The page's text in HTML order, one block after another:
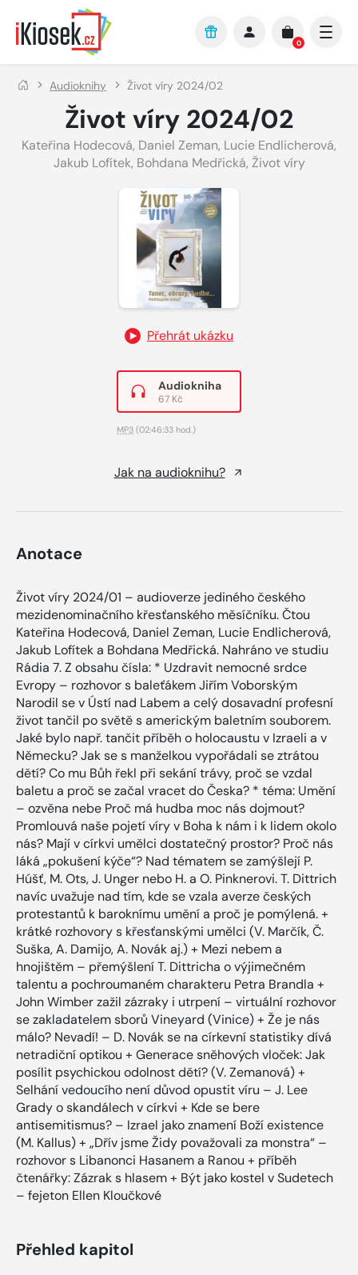
Přejít na hlavní obsah
0
Audioknihy Život víry 2024/02
Život víry 2024/02
Kateřina Hodecová, Daniel Zeman, Lucie Endlicherová,
Jakub Lofítek, Bohdana Medřická, Život víry
Přehrát ukázku
Audiokniha
67 Kč
MP3 (02:46:33 hod.)
Jak na audioknihu?
Anotace
Život víry 2024/01 – audioverze jediného českého
mezidenominačního křesťanského měsíčníku. Čtou
Kateřina Hodecová, Daniel Zeman, Lucie Endlicherová,
Jakub Lofítek a Bohdana Medřická. Nahráno ve studiu
Rádia 7. Z obsahu čísla: * Uzdravit nemocné srdce
Evropy – rozhovor s baleťákem Jiřím Voborským
Narodil se v Ústí nad Labem a celý dosavadní profesní
život tančil po světě s americkým baletním souborem.
Jaké bylo např. tančit příběh o holocaustu v Izraeli a v
Německu? Jak se s manželkou vypořádali se ztrátou
dětí? Co mu Bůh řekl při sekání trávy, proč se vzdal
baletu a proč se začal vracet do Česka? * téma: Umění
– ozvěna nebe Proč má hudba moc nás dojmout?
Promlouvá naše pojetí víry v Boha k nám i k lidem okolo
nás? Mají v církvi umělci dostatečný prostor? Proč nás
láká „pokušení kýče“? Nad tématem se zamýšlejí P.
Húšť, M. Ots, J. Unger nebo H. a O. Pinknerovi. T. Dittrich
navíc uvažuje nad tím, kde se vzala averze českých
protestantů k baroknímu umění a proč je pomýlená. +
krátké rozhovory s křesťanskými umělci (V. Marčík, Č.
Suška, A. Damijo, A. Novák aj.) + Mezi nebem a
hnojištěm – přemýšlení T. Dittricha o výjimečném
talentu a pochroumaném charakteru Petra Brandla +
John Wimber zažil zázraky i utrpení – virtuální rozhovor
se zakladatelem sborů Vineyard (Vinice) + Že je nás
málo? Nevadí! – D. Novák se na církevní statistiky dívá
netradiční optikou + Generace sněhových vloček: Jak
posílit psychickou odolnost dětí? (V. Zemanová) +
Selhání vedoucího není důvod opustit víru – J. Lee
Grady o skandálech v církvi + Kde se bere
antisemitismus? – Izrael jako znamení Boží existence
(M. Kallus) + „Dřív jsme Židy považovali za monstra“ –
rozhovor s Libanonci Hasanem a Ranou + příběh
čtenářky: Zázrak s hlasem + Být jako kostel v Sudetech
– fejeton Ellen Kloučkové
Přehled kapitol